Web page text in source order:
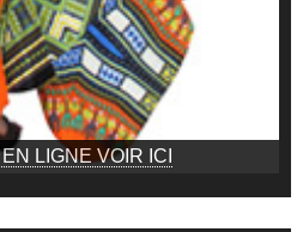
LIGNE VOIR ICI